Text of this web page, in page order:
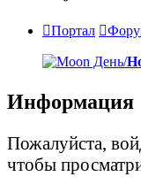
Портал
День/
Информация
Пожалуйста,
чтобы